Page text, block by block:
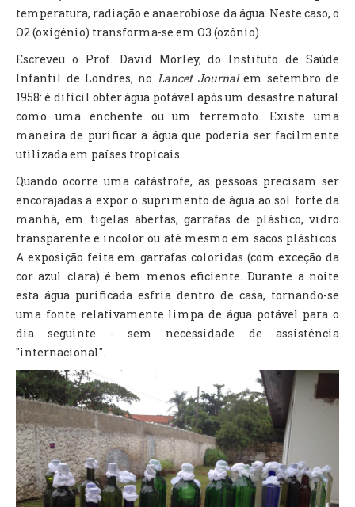
temperatura, radiação e anaerobiose da água. Neste caso, o
O2 (oxigênio) transforma-se em O3 (ozônio).
Escreveu o Prof. David Morley, do Instituto de Saúde
Infantil de Londres, no Lancet Journalem setem­bro de
1958: é difícil obter água potável após um desastre natural
como uma enchente ou um terremoto. Existe uma
maneira de purificar a água que poderia ser facilmente
utilizada em países tropicais.
Quando ocorre uma catástrofe, as pessoas pre­cisam ser
encorajadas a expor o suprimento de água ao sol forte da
manhã, em tigelas abertas, garrafas de plástico, vidro
transparente e incolor ou até mesmo em sacos plásticos.
A exposição feita em garrafas colo­ridas (com exceção da
cor azul clara) é bem menos eficiente. Durante a noite
esta água purificada esfria dentro de casa, tornando-se
uma fonte rela­tivamente limpa de água potável para o
dia seguinte - sem necessidade de assistência
"internacional".